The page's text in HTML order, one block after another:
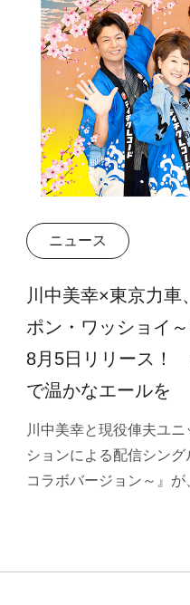
ニュース
川中美幸×東京力車
ポン・ワッショイ
8月5日リリース！
で温かなエールを
川中美幸と現役俥夫ユ
ションによる配信シン
コラボバージョン～』